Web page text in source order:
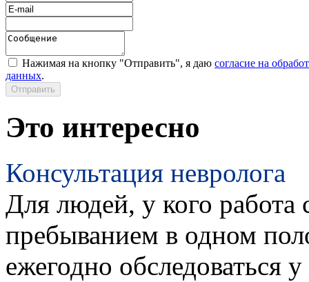
Нажимая на кнопку "Отправить", я даю согласие на
данных.
Это интересно
Консультация невролога
Для людей, у кого работа
пребыванием в одном
ежегодно обследоваться